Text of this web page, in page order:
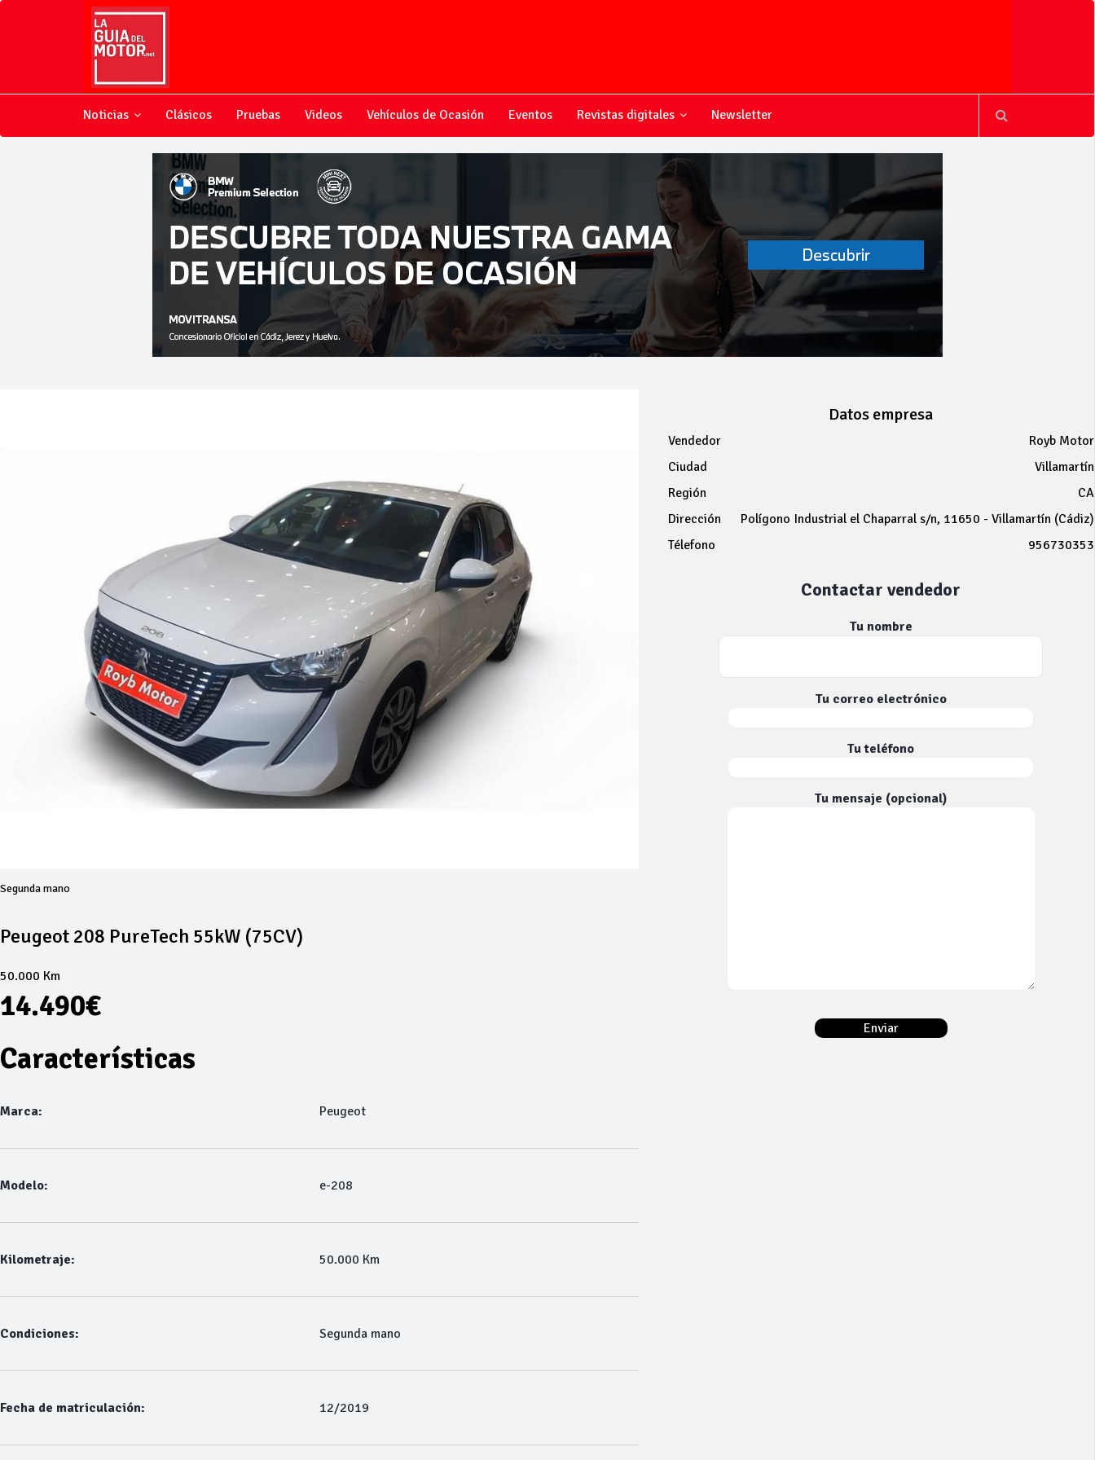
Noticias Clásicos Pruebas Videos Vehículos de Ocasión Eventos Revistas digitales Newsletter
Segunda mano
Peugeot 208 PureTech 55kW (75CV)
50.000 Km
14.490€
Características
Marca: Peugeot
Modelo: e-208
Kilometraje: 50.000 Km
Condiciones: Segunda mano
Fecha de matriculación: 12/2019
Datos empresa
Vendedor
Royb Motor
Ciudad
Villamartín
Región
CA
Dirección
Polígono Industrial el Chaparral s/n, 11650 - Villamartín (Cádiz)
Télefono
956730353
Contactar vendedor
Tu nombre
Tu correo electrónico
Tu teléfono
Tu mensaje (opcional)